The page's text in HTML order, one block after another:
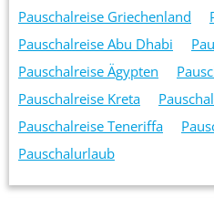
Pauschalreise Griechenland
Pauschalreise Abu Dhabi
Pauschalreise Ägypten
Pauschalreise Kreta
Pauschalreise Teneriffa
Pauschalurlaub